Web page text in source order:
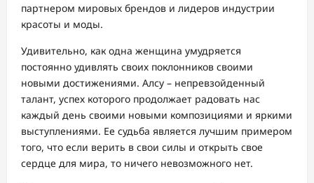
партнером мировых брендов и лидеров индустрии
красоты и моды.
Удивительно, как одна женщина умудряется
постоянно удивлять своих поклонников своими
новыми достижениями. Алсу – непревзойденный
талант, успех которого продолжает радовать нас
каждый день своими новыми композициями и яркими
выступлениями. Ее судьба является лучшим примером
того, что если верить в свои силы и открыть свое
сердце для мира, то ничего невозможного нет.